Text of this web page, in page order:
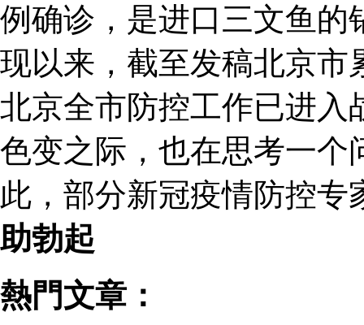
例确诊，是进口三文鱼的
现以来，截至发稿北京市
北京全市防控工作已进入
色变之际，也在思考一
此，部分新冠疫情防控
助勃起
熱門文章：